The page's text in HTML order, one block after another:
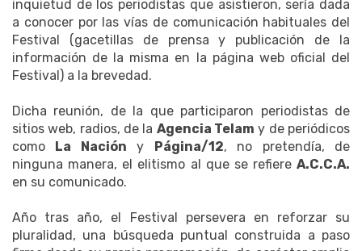
inquietud de los periodistas que asistieron, sería dada
a conocer por las vías de comunicación habituales del
Festival (gacetillas de prensa y publicación de la
información de la misma en la página web oficial del
Festival) a la brevedad.
Dicha reunión, de la que participaron periodistas de
sitios web, radios, de la Agencia Telam y de periódicos
como La Nación y Página/12, no pretendía, de
ninguna manera, el elitismo al que se refiere A.C.C.A.
en su comunicado.
Año tras año, el Festival persevera en reforzar su
pluralidad, una búsqueda puntual construida a paso